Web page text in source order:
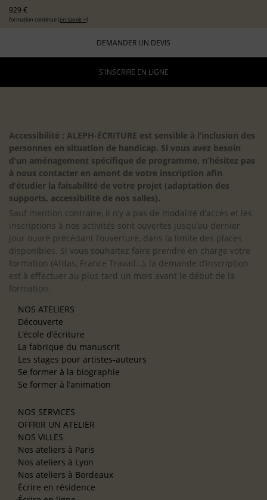
929 €
formation continue (en savoir +)
DEMANDER UN DEVIS
S'INSCRIRE EN LIGNE
Accessibilité : ALEPH-ÉCRITURE est sensible à l’inclusion des
personnes en situation de handicap. Si vous avez besoin
d’un aménagement spécifique de programme, n’hésitez pas
à nous contacter en amont de votre inscription afin
d’étudier la faisabilité de votre projet (adaptation des
supports, accessibilité de nos salles).
Sauf mention contraire, il n’y a pas de modalité d’accès et les
inscriptions à nos activités sont ouvertes jusqu’au dernier
jour ouvré précédant l’ouverture, dans la limite des places
disponibles. Si vous souhaitez faire prendre en charge votre
formation (Afdas, France Travail…), la demande d’inscription
est à effectuer au plus tard un mois avant le début de la
formation.
NOS ATELIERS
Découverte
L’école d’écriture
La fabrique du manuscrit
Les stages pour artistes-auteurs
Se former à la biographie
Se former à l’animation
NOS SERVICES
OFFRIR UN ATELIER
NOS VILLES
Nos ateliers à Paris
Nos ateliers à Lyon
Nos ateliers à Bordeaux
Écrire en résidence